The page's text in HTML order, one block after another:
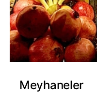
Meyhaneler